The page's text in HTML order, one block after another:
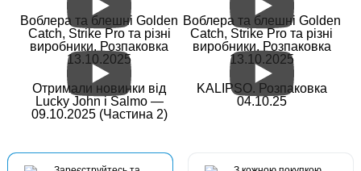
Воблера та блешні Golden
Catch, Strike Pro та різні
виробники. Розпаковка
13.10.2025
Воблера та блешні Golden
Catch, Strike Pro та різні
виробники. Розпаковка
13.10.2025
Отримали новинки від
Lucky John і Salmo —
09.10.2025 (Частина 2)
KALIPSO. Розпаковка
04.10.25